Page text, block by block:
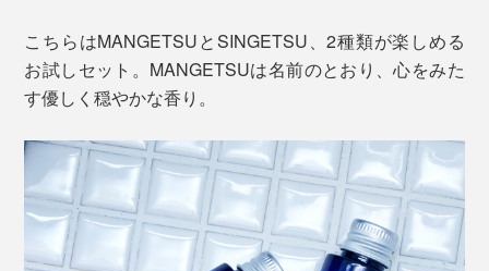
こちらはMANGETSUとSINGETSU、2種類が楽しめる
お試しセット。MANGETSUは名前のとおり、心をみた
す優しく穏やかな香り。